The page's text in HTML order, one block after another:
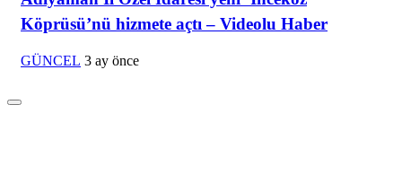
Köprüsü’nü hizmete açtı – Videolu Haber
GÜNCEL 3 ay önce